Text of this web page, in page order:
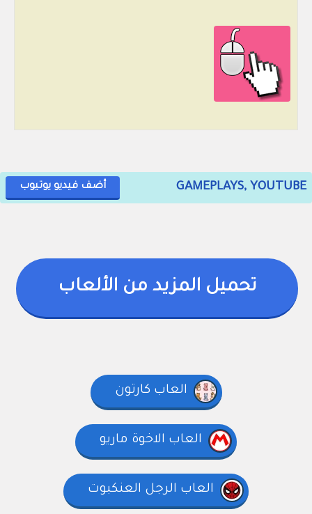
GAMEPLAYS, YOUTUBE أضف فيديو يوتيوب
تحميل المزيد من الألعاب
العاب كارتون
العاب الاخوة ماريو
العاب الرجل العنكبوت